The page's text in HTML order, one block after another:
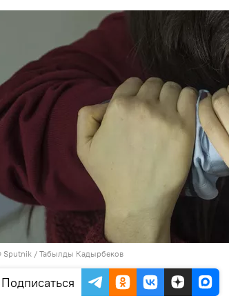
Sputnik / Табылды Кадырбеков
Подписаться